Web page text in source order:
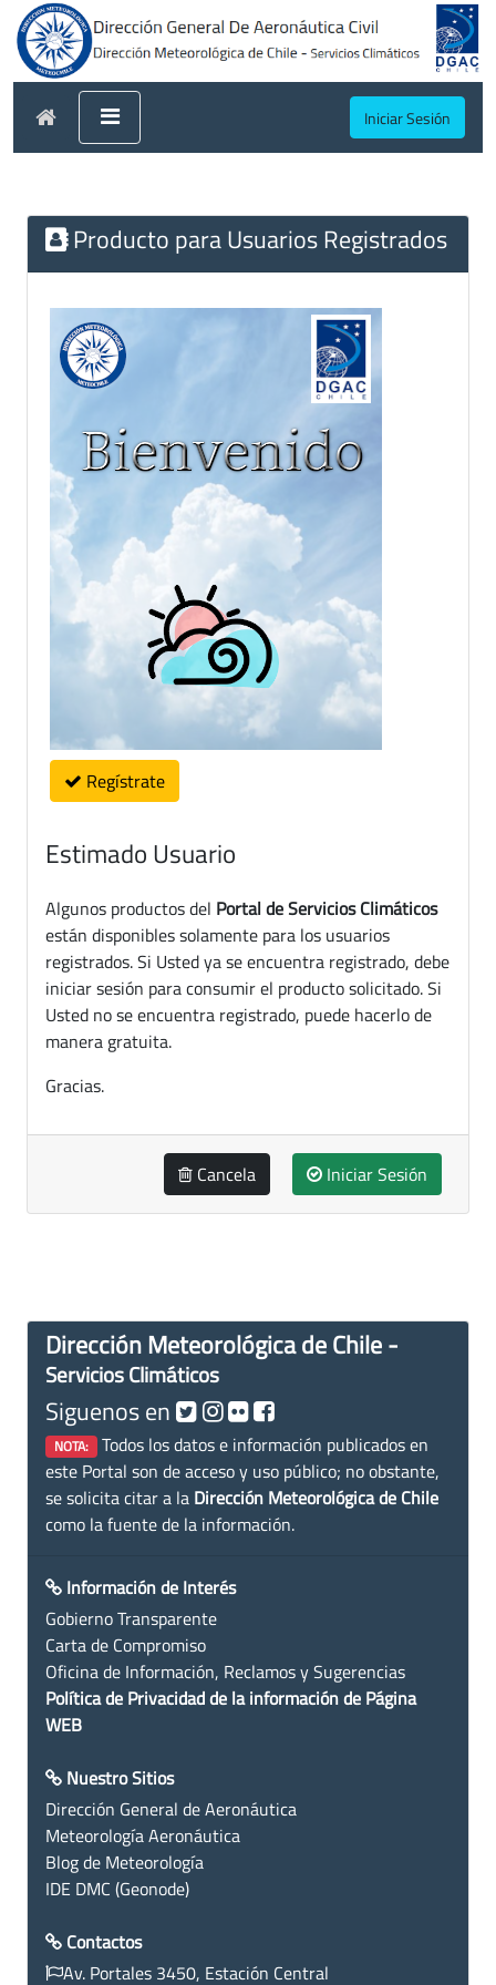
Iniciar Sesión
Producto para Usuarios Registrados
Regístrate
Estimado Usuario
Algunos productos del Portal de Servicios Climáticos
están disponibles solamente para los usuarios
registrados. Si Usted ya se encuentra registrado, debe
iniciar sesión para consumir el producto solicitado. Si
Usted no se encuentra registrado, puede hacerlo de
manera gratuita.
Gracias.
Cancela Iniciar Sesión
Dirección Meteorológica de Chile -
Servicios Climáticos
Siguenos en
NOTA: Todos los datos e información publicados en
este Portal son de acceso y uso público; no obstante,
se solicita citar a la Dirección Meteorológica de Chile
como la fuente de la información.
Información de Interés
Gobierno Transparente
Carta de Compromiso
Oficina de Información, Reclamos y Sugerencias
Política de Privacidad de la información de Página
WEB
Nuestro Sitios
Dirección General de Aeronáutica
Meteorología Aeronáutica
Blog de Meteorología
IDE DMC (Geonode)
Contactos
Av. Portales 3450, Estación Central